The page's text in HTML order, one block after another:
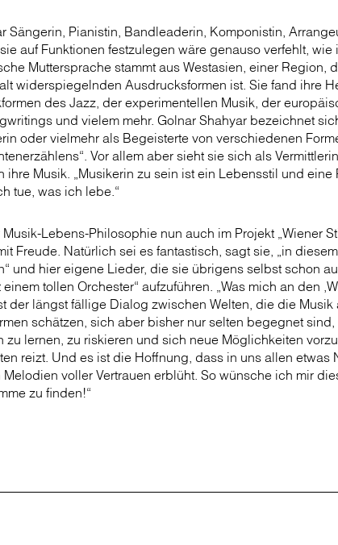
Sängerin, Pianistin, Bandleaderin, Komponistin,
auf Funktionen festzulegen wäre genauso verfehlt,
Muttersprache stammt aus Westasien, einer Region,
widerspiegelnden Ausdrucksformen ist. Sie fand ihre
des Jazz, der experimentellen Musik, der
und vielem mehr. Golnar Shahyar bezeichnet
oder vielmehr als Begeisterte von verschiedenen
Vor allem aber sieht sie sich als
ihre Musik. „Musikerin zu sein ist ein Lebensstil und eine
tue, was ich lebe.“
Lebens-Philosophie nun auch im Projekt „Wiener
Freude. Natürlich sei es fantastisch, sagt sie, „in
und hier eigene Lieder, die sie übrigens selbst schon
tollen Orchester“ aufzuführen. „Was mich an den
der längst fällige Dialog zwischen Welten, die die Musik
schätzen, sich aber bisher nur selten begegnet sind,
zu lernen, zu riskieren und sich neue Möglichkeiten
reizt. Und es ist die Hoffnung, dass in uns allen etwas
voller Vertrauen erblüht. So wünsche ich mir
zu finden!“